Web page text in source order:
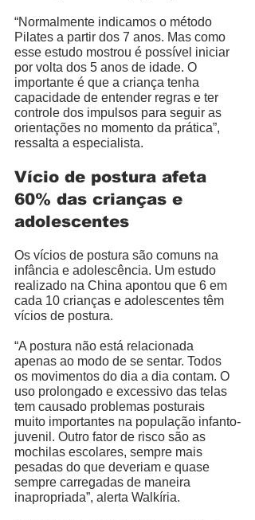
“Normalmente indicamos o método
Pilates a partir dos 7 anos. Mas como
esse estudo mostrou é possível iniciar
por volta dos 5 anos de idade. O
importante é que a criança tenha
capacidade de entender regras e ter
controle dos impulsos para seguir as
orientações no momento da prática”,
ressalta a especialista.
Vício de postura afeta
60% das crianças e
adolescentes
Os vícios de postura são comuns na
infância e adolescência. Um estudo
realizado na China apontou que 6 em
cada 10 crianças e adolescentes têm
vícios de postura.
“A postura não está relacionada
apenas ao modo de se sentar. Todos
os movimentos do dia a dia contam. O
uso prolongado e excessivo das telas
tem causado problemas posturais
muito importantes na população infanto-
juvenil. Outro fator de risco são as
mochilas escolares, sempre mais
pesadas do que deveriam e quase
sempre carregadas de maneira
inapropriada”, alerta Walkíria.